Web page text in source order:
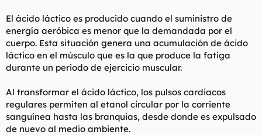
El ácido láctico es producido cuando el suministro de
energía aeróbica es menor que la demandada por el
cuerpo. Esta situación genera una acumulación de ácido
láctico en el músculo que es la que produce la fatiga
durante un periodo de ejercicio muscular.
Al transformar el ácido láctico, los pulsos cardiacos
regulares permiten al etanol circular por la corriente
sanguínea hasta las branquias, desde donde es expulsado
de nuevo al medio ambiente.